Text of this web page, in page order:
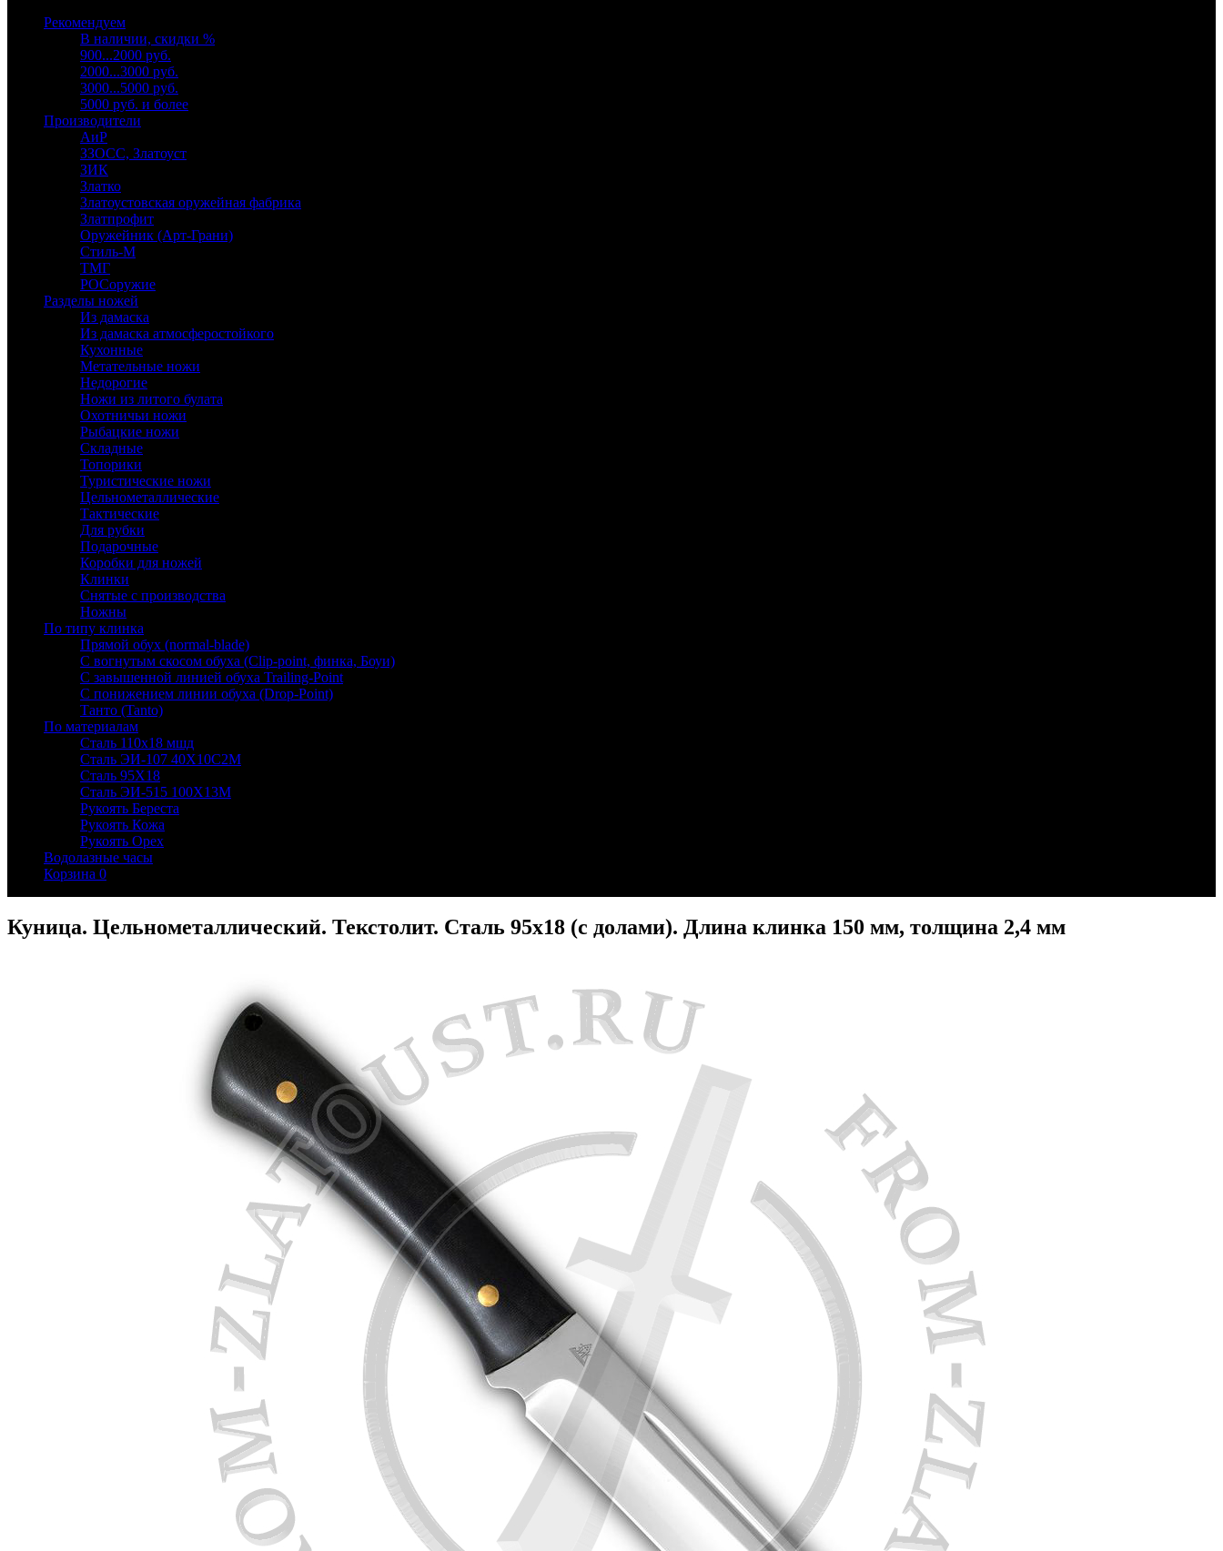
Рекомендуем
В наличии, скидки %
900...2000 руб.
2000...3000 руб.
3000...5000 руб.
5000 руб. и более
Производители
АиР
ЗЗОСС, Златоуст
ЗИК
Златко
Златоустовская оружейная фабрика
Златпрофит
Оружейник (Арт-Грани)
Стиль-М
ТМГ
РОСоружие
Разделы ножей
Из дамаска
Из дамаска атмосферостойкого
Кухонные
Метательные ножи
Недорогие
Ножи из литого булата
Охотничьи ножи
Рыбацкие ножи
Складные
Топорики
Туристические ножи
Цельнометаллические
Тактические
Для рубки
Подарочные
Коробки для ножей
Клинки
Снятые с производства
Ножны
По типу клинка
Прямой обух (normal-blade)
С вогнутым скосом обуха (Clip-point, финка, Боуи)
С завышенной линией обуха Trailing-Point
С понижением линии обуха (Drop-Point)
Танто (Tanto)
По материалам
Сталь 110х18 мшд
Сталь ЭИ-107 40Х10С2М
Сталь 95Х18
Сталь ЭИ-515 100Х13М
Рукоять Береста
Рукоять Кожа
Рукоять Орех
Водолазные часы
Корзина 0
Куница. Цельнометаллический. Текстолит. Сталь 95х18 (с долами). Длина клинка 150 мм, толщина 2,4 мм